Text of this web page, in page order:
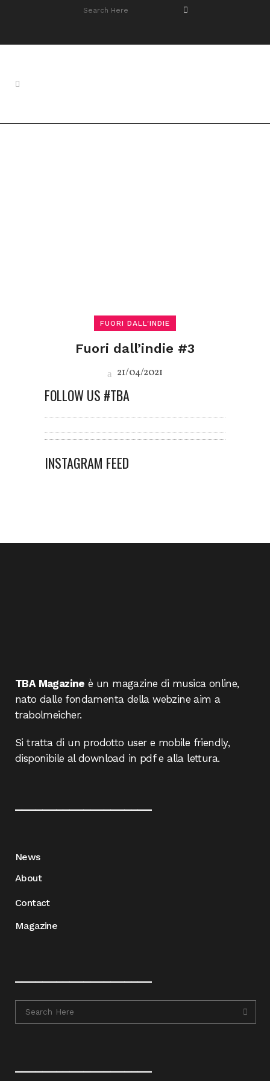
FUORI DALL'INDIE
Fuori dall’indie #3
21/04/2021
FOLLOW US #TBA
INSTAGRAM FEED
TBA Magazine è un magazine di musica online,
nato dalle fondamenta della webzine aim a
trabolmeicher.
Si tratta di un prodotto user e mobile friendly,
disponibile al download in pdf e alla lettura.
News
About
Contact
Magazine